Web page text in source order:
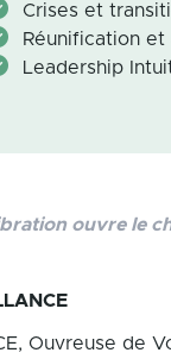
Crises et
Réunification
Leadership
ouvre le
Ouvreuse de